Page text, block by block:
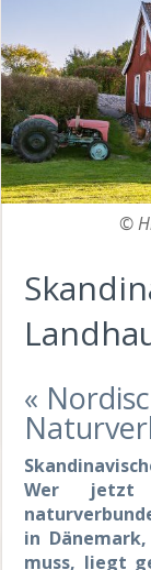
©
«
Wer jetzt
in
muss, liegt